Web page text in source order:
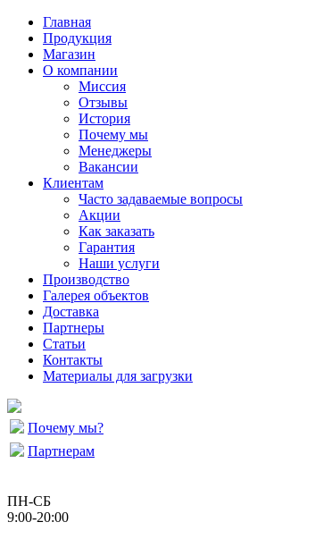
Главная
Продукция
Магазин
О компании
Миссия
Отзывы
История
Почему мы
Менеджеры
Вакансии
Клиентам
Часто задаваемые вопросы
Акции
Как заказать
Гарантия
Наши услуги
Производство
Галерея объектов
Доставка
Партнеры
Статьи
Контакты
Материалы для загрузки
Почему мы?
Партнерам
ПН-СБ
9:00-20:00